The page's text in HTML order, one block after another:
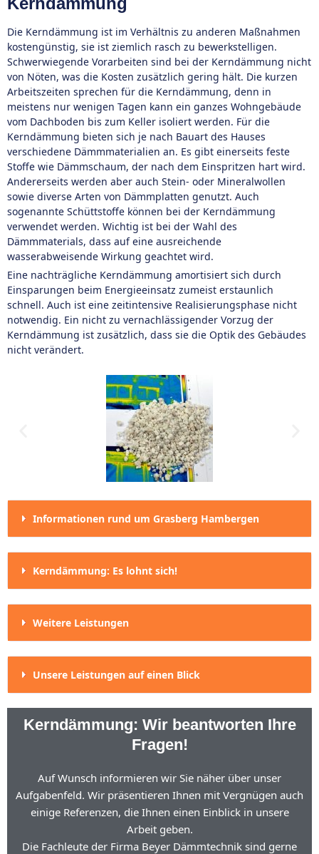
Die Kerndämmung ist im Verhältnis zu anderen Maßnahmen
kostengünstig, sie ist ziemlich rasch zu bewerkstelligen.
Schwerwiegende Vorarbeiten sind bei der Kerndämmung nicht
von Nöten, was die Kosten zusätzlich gering hält. Die kurzen
Arbeitszeiten sprechen für die Kerndämmung, denn in
meistens nur wenigen Tagen kann ein ganzes Wohngebäude
vom Dachboden bis zum Keller isoliert werden. Für die
Kerndämmung bieten sich je nach Bauart des Hauses
verschiedene Dämmmaterialien an. Es gibt einerseits feste
Stoffe wie Dämmschaum, der nach dem Einspritzen hart wird.
Andererseits werden aber auch Stein- oder Mineralwollen
sowie diverse Arten von Dämmplatten genutzt. Auch
sogenannte Schüttstoffe können bei der Kerndämmung
verwendet werden. Wichtig ist bei der Wahl des
Dämmmaterials, dass auf eine ausreichende
wasserabweisende Wirkung geachtet wird.
Eine nachträgliche Kerndämmung amortisiert sich durch
Einsparungen beim Energieeinsatz zumeist erstaunlich
schnell. Auch ist eine zeitintensive Realisierungsphase nicht
notwendig. Ein nicht zu vernachlässigender Vorzug der
Kerndämmung ist zusätzlich, dass sie die Optik des Gebäudes
nicht verändert.
Informationen rund um Grasberg Hambergen
Kerndämmung: Es lohnt sich!
Weitere Leistungen
Unsere Leistungen auf einen Blick
Kerndämmung: Wir beantworten Ihre
Fragen!
Auf Wunsch informieren wir Sie näher über unser
Aufgabenfeld. Wir präsentieren Ihnen mit Vergnügen auch
einige Referenzen, die Ihnen einen Einblick in unsere
Arbeit geben.
Die Fachleute der Firma Beyer Dämmtechnik sind gerne